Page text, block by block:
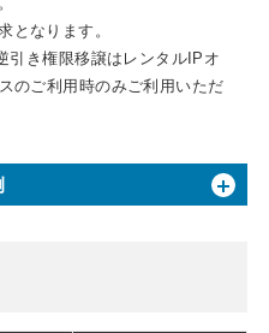
となります。
引き権限移譲はレンタルIPオ
のご利用時のみご利用いただ